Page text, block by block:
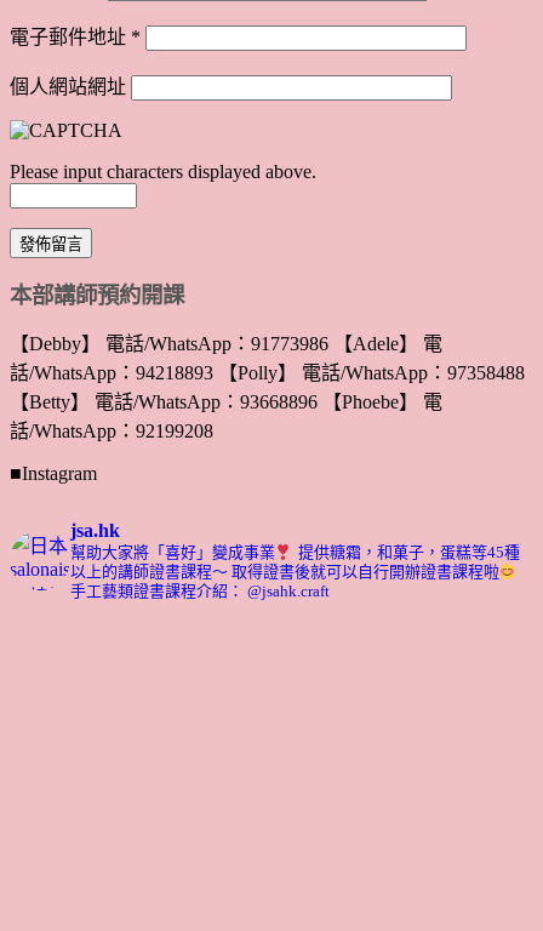
電子郵件地址 *
個人網站網址
Please input characters displayed above.
本部講師預約開課
【Debby】 電話/WhatsApp：91773986 【Adele】 電
話/WhatsApp：94218893 【Polly】 電話/WhatsApp：97358488
【Betty】 電話/WhatsApp：93668896 【Phoebe】 電
話/WhatsApp：92199208
■Instagram
jsa.hk
幫助大家將「喜好」變成事業
提供糖霜，和菓子，蛋糕等45種
以上的講師證書課程～ 取得證書後就可以自行開辦證書課程啦
手工藝類證書課程介紹： @jsahk.craft